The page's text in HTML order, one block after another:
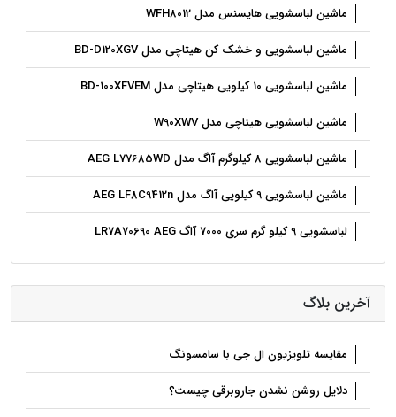
ماشین لباسشویی هایسنس مدل WFH8012
ماشین لباسشویی و خشک کن هیتاچی مدل BD-D120XGV
ماشین لباسشویی 10 کیلویی هیتاچی مدل BD-100XFVEM
ماشین لباسشویی هیتاچی مدل W90XWV
ماشین لباسشویی 8 کیلوگرم آاگ مدل AEG L77685WD
ماشین لباسشویی 9 کیلویی آاگ مدل AEG LF8C9412n
لباسشویی 9 کیلو گرم سری 7000 آاگ LR7A70690 AEG
آخرین بلاگ
مقایسه تلویزیون ال جی با سامسونگ
دلایل روشن نشدن جاروبرقی چیست؟